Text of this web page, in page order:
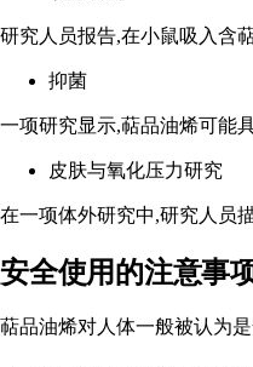
研究人员报告,在小鼠吸入含
抑菌
一项研究显示,萜品油烯可能
皮肤与氧化压力研究
在一项体外研究中,研究人员
安全使用的注意事
萜品油烯对人体一般被认为